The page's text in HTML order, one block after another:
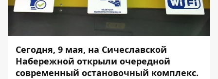
Сегодня, 9 мая, на Сичеславской
Набережной открыли очередной
современный остановочный комплекс.